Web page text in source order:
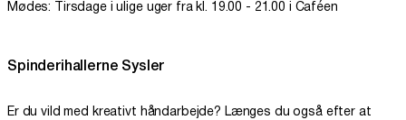
Mødes: Tirsdage i ulige uger fra kl. 19.00 - 21.00 i Caféen
Spinderihallerne Sysler
Er du vild med kreativt håndarbejde? Længes du også efter at